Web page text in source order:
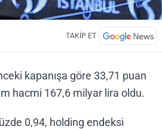
TAKİP ET
kapanışa göre 33,71 puan
hacmi 167,6 milyar lira oldu.
0,94, holding endeksi